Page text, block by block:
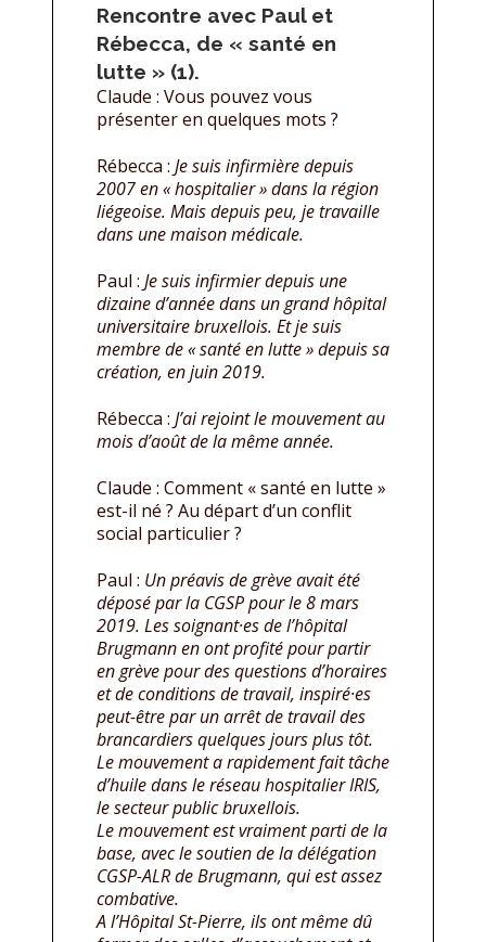
Rencontre avec Paul et
Rébecca, de « santé en
lutte » (1).
Claude : Vous pouvez vous
présenter en quelques mots ?
Rébecca : Je suis infirmière depuis
2007 en « hospitalier » dans la région
liégeoise. Mais depuis peu, je travaille
dans une maison médicale.
Paul : Je suis infirmier depuis une
dizaine d’année dans un grand hôpital
universitaire bruxellois. Et je suis
membre de « santé en lutte » depuis sa
création, en juin 2019.
Rébecca : J’ai rejoint le mouvement au
mois d’août de la même année.
Claude : Comment « santé en lutte »
est-il né ? Au départ d’un conflit
social particulier ?
Paul : Un préavis de grève avait été
déposé par la CGSP pour le 8 mars
2019. Les soignant·es de l’hôpital
Brugmann en ont profité pour partir
en grève pour des questions d’horaires
et de conditions de travail, inspiré·es
peut-être par un arrêt de travail des
brancardiers quelques jours plus tôt.
Le mouvement a rapidement fait tâche
d’huile dans le réseau hospitalier IRIS,
le secteur public bruxellois.
Le mouvement est vraiment parti de la
base, avec le soutien de la délégation
CGSP-ALR de Brugmann, qui est assez
combative.
A l’Hôpital St-Pierre, ils ont même dû